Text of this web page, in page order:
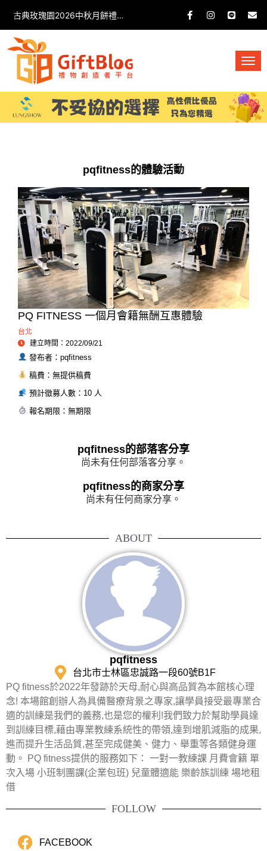
古典玫瑰園2026中秋月餅禮盒開箱分享 / 餐飲門市下午茶 體驗分享
pqfitness的體驗活動
PQ FITNESS 一個月會籍無酬互惠體驗
台北
建立時間：2022/09/21
發布者：pqfitness
稿費：無提供稿費
預計徵募人數：10 人
報名期限：無期限
pqfitness的部落客分享
尚未有任何部落客分享。
pqfitness的商家分享
尚未有任何商家分享。
ABOUT
pqfitness
台北市士林區忠誠路一段60號B1F
PQ fitness於2022年發跡於天母,耐心與高品質為本館核心理
念! 本場館創辦人為具備醫療背景之專家,讓學員接受最專業合
適的訓練是我們的義務,也是您的權利!我們致力於幫助學員達
到訓練目標,藉由專業教練系統性的帶領,達到增肌減脂的成果,
進而提升生活品質,甚至完成健美、健力、舉重等各類健身運
動。 PQ fitness提供的服務如下： 一對一教練課 月費會籍 單
次入場 小班制團課(企業包班) 兒童體適能 樂齡族訓練 場地租
借
FOLLOW
FACEBOOK